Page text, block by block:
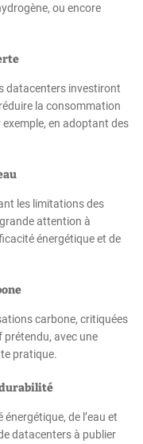
ou encore
datacenters investiront
la consommation
en adoptant des
les limitations des
attention à
énergétique et de
carbone, critiquées
prétendu, avec une
pratique.
de l’eau et
datacenters à publier